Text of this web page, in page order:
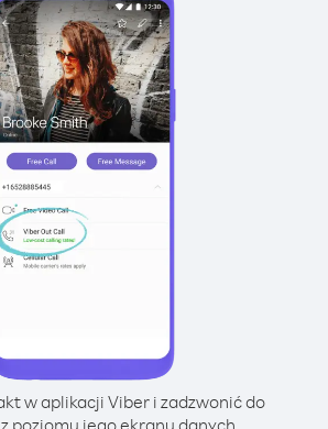
w aplikacji Viber i zadzwonić do
poziomu jego ekranu danych